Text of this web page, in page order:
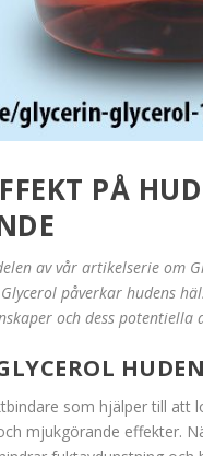
PÅ
av vår artikelserie om
påverkar hudens
och dess potentiella
som hjälper till att
mjukgörande effekter.